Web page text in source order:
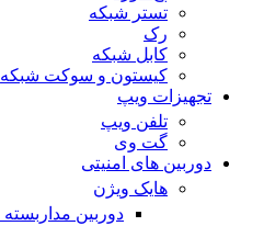
تستر شبکه
رک
کابل شبکه
کیستون و سوکت شبکه
تجهیزات ویپ
تلفن ویپ
گت وی
دوربین های امنیتی
هایک ویژن
دوربین مداربسته TURBO HD